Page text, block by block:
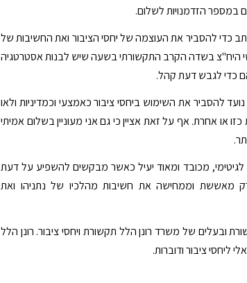
במספר הזדמנויות לשלום.
כדי להסביר את העוצמה של יחסי הציבור ואת החשיבות של
היח"צ בשדה הקרב התקשורתי בשעה שיש לבנות אסטרטגיה
כדי לגבש דעת קהל.
להסביר את השימוש ביחסי ציבור כאמצעי וכמדיניות ולאו
או אחרת. אף על זאת אציין כי גם אני מעוניין בשלום אמיתי
לגיטימי, מכובד ומאוד יעיל כאשר מבקשים להשפיע על דעת
מאששת וממחישה את חשיבות מהלכיו של נתניהו ואת
ובעלים של משרד רונן הלל תקשורת ויחסי ציבור. רונן הלל
ליחסי ציבור ודוברות.